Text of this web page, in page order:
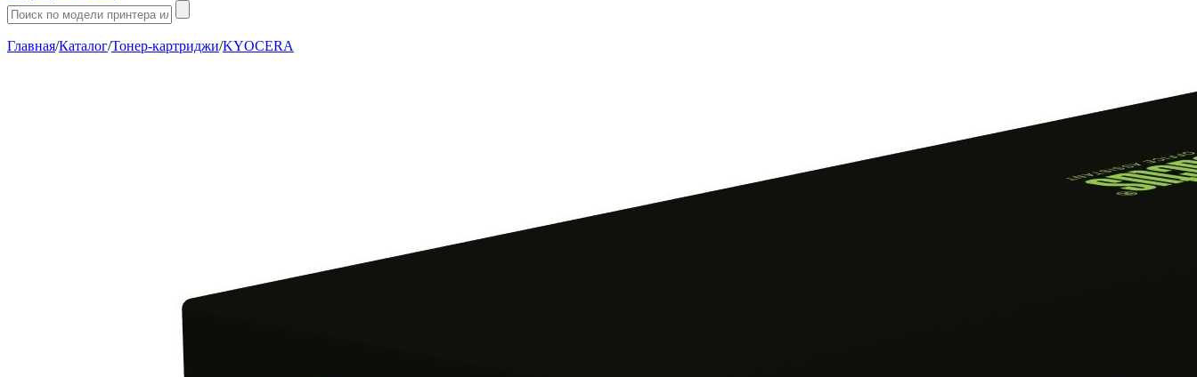
Главная/Каталог/Тонер-картриджи/KYOCERA